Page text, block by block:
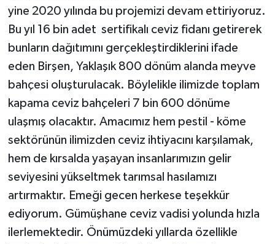
yine 2020 yılında bu projemizi devam ettiriyoruz.
Bu yıl 16 bin adet sertifikalı ceviz fidanı getirerek
bunların dağıtımını gerçekleştirdiklerini ifade
eden Birşen, Yaklaşık 800 dönüm alanda meyve
bahçesi oluşturulacak. Böylelikle ilimizde toplam
kapama ceviz bahçeleri 7 bin 600 dönüme
ulaşmış olacaktır. Amacımız hem pestil - köme
sektörünün ilimizden ceviz ihtiyacını karşılamak,
hem de kırsalda yaşayan insanlarımızın gelir
seviyesini yükseltmek tarımsal hasılamızı
artırmaktır. Emeği gecen herkese teşekkür
ediyorum. Gümüşhane ceviz vadisi yolunda hızla
ilerlemektedir. Önümüzdeki yıllarda özellikle